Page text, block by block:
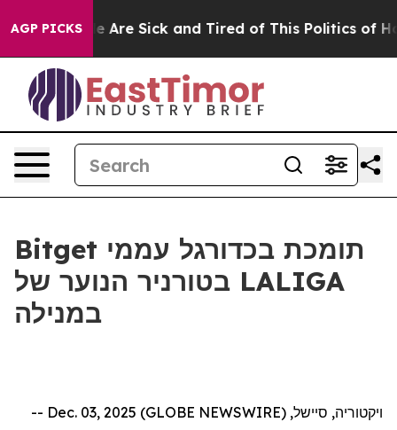
AGP PICKS
“People Are Sick and Tired of This Politics of
Bitget תומכת בכדורגל עממי
בטורניר הנוער של LALIGA
במנילה
ויקטוריה, סיישל, Dec. 03, 2025 (GLOBE NEWSWIRE) --